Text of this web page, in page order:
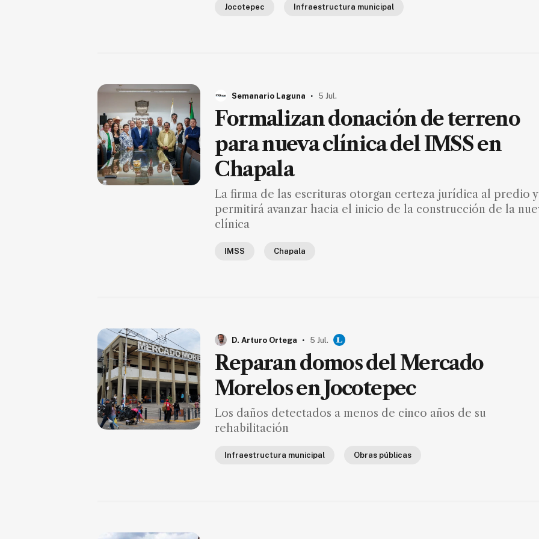
Jocotepec Infraestructura municipal
Semanario Laguna . 5 Jul.
Formalizan donación de terreno
para nueva clínica del IMSS en
Chapala
La firma de las escrituras otorgan certeza jurídica al predio y
permitirá avanzar hacia el inicio de la construcción de la
clínica
IMSS Chapala
D. Arturo Ortega . 5 Jul.
Reparan domos del Mercado
Morelos en Jocotepec
Los daños detectados a menos de cinco años de su
rehabilitación
Infraestructura municipal Obras públicas